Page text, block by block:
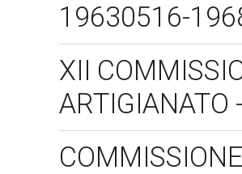
19630516-
XII
ARTIGIANATO